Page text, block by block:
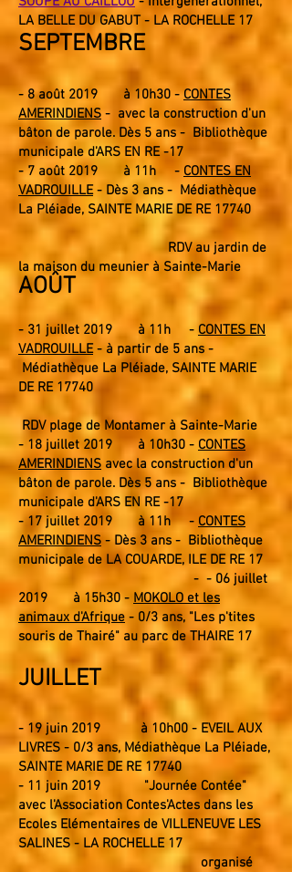
LA BELLE DU GABUT - LA ROCHELLE 17
SEPTEMBRE
- 8 août 2019 à 10h30 -CONTES
AMERINDIENS - avec la construction d'un
bâton de parole. Dès 5 ans - Bibliothèque
municipale d'ARS EN RE -17
-7 août 2019 à 11h - CONTES EN
VADROUILLE- Dès 3 ans - Médiathèque
La Pléiade, SAINTE MARIE DE RE 17740
RDV au jardin de
la maison du meunier à Sainte-Marie
AOÛT
- 31 juillet 2019 à 11h - CONTES EN
VADROUILLE- à partir de 5 ans -
Médiathèque La Pléiade, SAINTE MARIE
DE RE 17740
RDV plage de Montamer à Sainte-Marie
- 18 juillet 2019 à 10h30 - CONTES
AMERINDIENS avec la construction d'un
bâton de parole. Dès 5 ans - Bibliothèque
municipale d'ARS EN RE -17
- 17 juillet 2019 à 11h- CONTES
AMERINDIENS - Dès 3 ans - Bibliothèque
municipale de LA COUARDE, ILE DE RE 17
- - 06 juillet
2019 à 15h30 - MOKOLO et les
animaux d'Afrique - 0/3 ans, "Les p'tites
souris de Thairé" au parc de THAIRE 17
JUILLET
- 19 juin 2019 à 10h00 - EVEIL AUX
LIVRES - 0/3 ans, Médiathèque La Pléiade,
SAINTE MARIE DE RE 17740
- 11 juin 2019 "Journée Contée"
avec l'Association Contes'Actes dans les
Ecoles Elémentaires de VILLENEUVE LES
SALINES - LA ROCHELLE 17
organisé